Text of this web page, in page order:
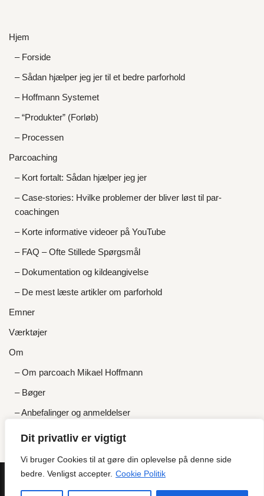
Dit privatliv er vigtigt
Vi bruger Cookies til at gøre din oplevelse på denne side
bedre. Venligst accepter. Cookie Politik
Hjem
– Forside
– Sådan hjælper jeg jer til et bedre parforhold
– Hoffmann Systemet
– “Produkter” (Forløb)
– Processen
Parcoaching
– Kort fortalt: Sådan hjælper jeg jer
– Case-stories: Hvilke problemer der bliver løst til par-
coachingen
– Korte informative videoer på YouTube
– FAQ – Ofte Stillede Spørgsmål
– Dokumentation og kildeangivelse
– De mest læste artikler om parforhold
Emner
Værktøjer
Om
– Om parcoach Mikael Hoffmann
– Bøger
– Anbefalinger og anmeldelser
– Priser og gratis tilbud
GDPR
Kontakt